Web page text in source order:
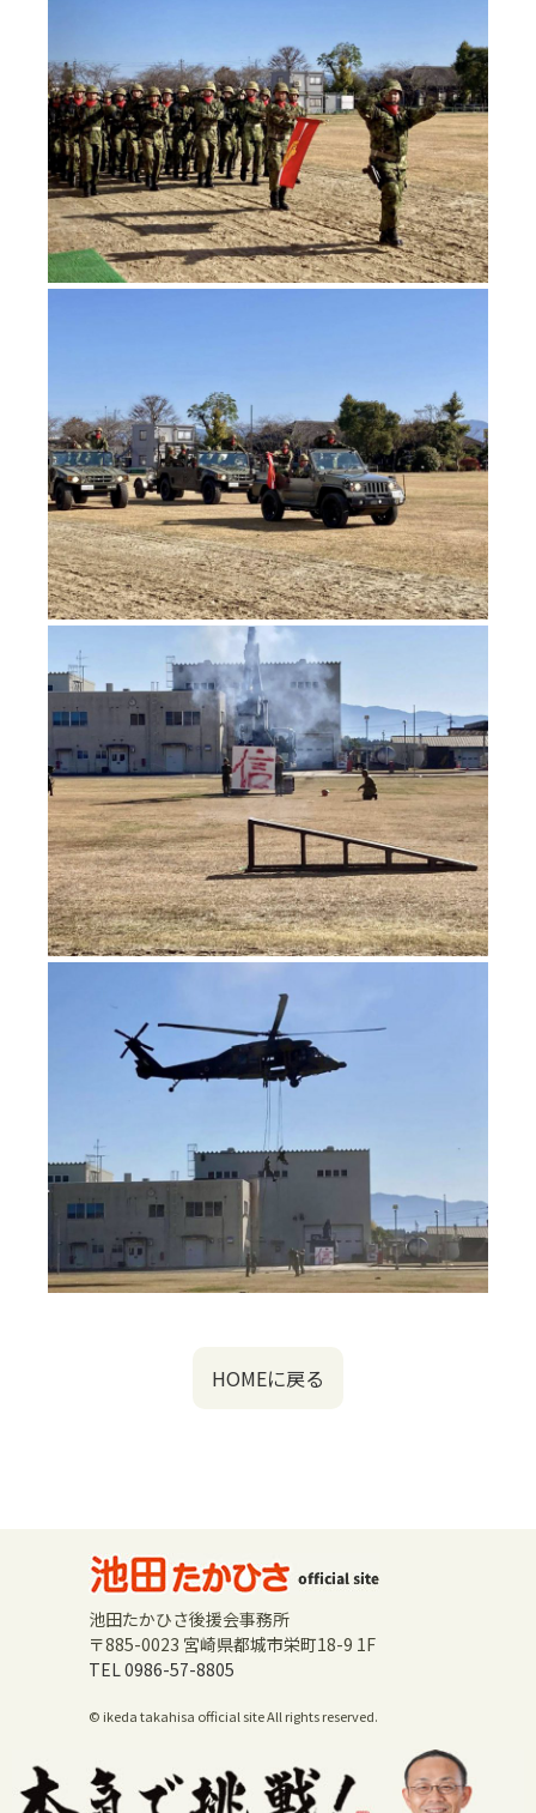
HOMEに戻る
池田たかひさ後援会事務所
〒885-0023 宮崎県都城市栄町18-9 1F
TEL 0986-57-8805
© ikeda takahisa official site All rights reserved.